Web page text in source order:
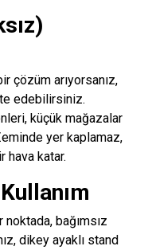
çözüm arıyorsanız,
edebilirsiniz.
küçük mağazalar
yer kaplamaz,
hava katar.
bağımsız
dikey ayaklı stand